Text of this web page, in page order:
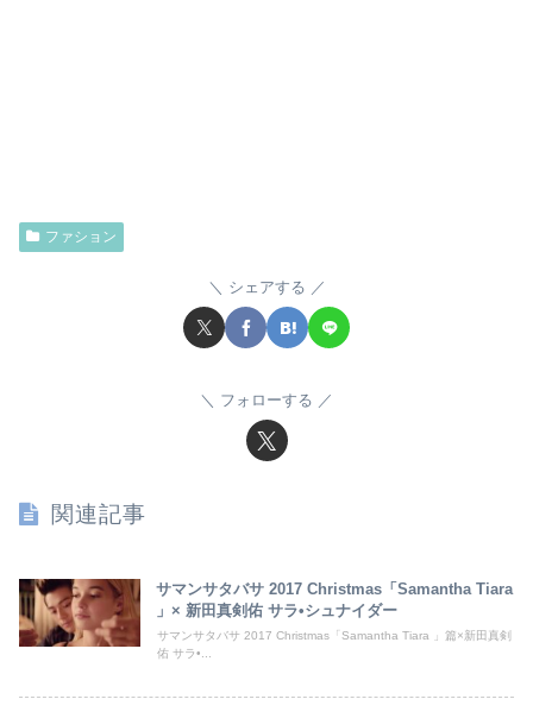
ファション
シェアする
フォローする
関連記事
サマンサタバサ 2017 Christmas「Samantha Tiara
」× 新田真剣佑 サラ•シュナイダー
サマンサタバサ 2017 Christmas「Samantha Tiara 」篇×新田真剣
佑 サラ•...